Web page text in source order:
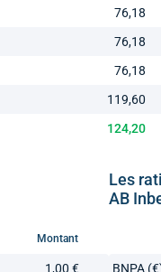
76,18
76,18
76,18
119,60
124,20
Montant
1,00 €
Les
AB
BNPA